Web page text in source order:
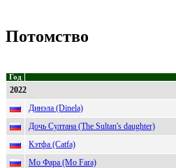
Потомство
Год
2022
Динэла (Dinela)
Дочь Султана (The Sultan's daughter)
Кэтфа (Catfa)
Мо Фара (Mo Fara)